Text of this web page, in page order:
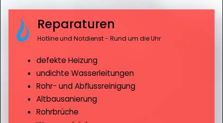
Reparaturen
Hotline und Notdienst - Rund um die Uhr
defekte Heizung
undichte Wasserleitungen
Rohr- und Abflussreinigung
Altbausanierung
Rohrbrüche